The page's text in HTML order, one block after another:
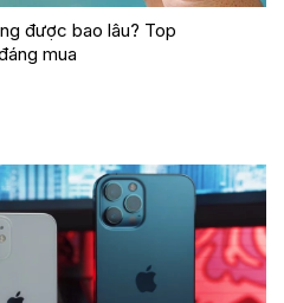
được bao lâu? Top
mua